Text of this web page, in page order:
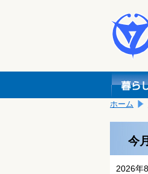
し
ホーム
今
2026年